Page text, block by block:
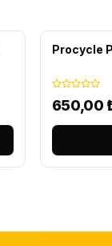
Procycle
650,00